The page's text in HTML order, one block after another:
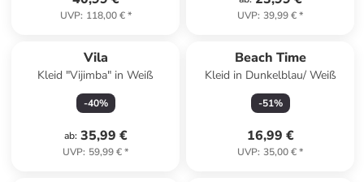
UVP: 118,00 €* UVP: 39,99 €*
Vila
Kleid "Vijimba" in Weiß
-40%
ab: 35,99 €
UVP: 59,99 €*
Beach Time
Kleid in Dunkelblau/ Weiß
-51%
16,99 €
UVP: 35,00 €*